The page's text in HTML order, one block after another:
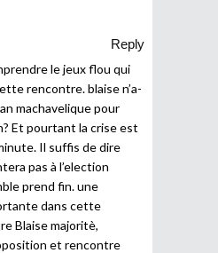
Reply
le jeux flou qui
rencontre. blaise n’a-
machavelique pour
Et pourtant la crise est
Il suffis de dire
pas à l’election
prend fin. une
dans cette
Blaise majoritè,
et rencontre